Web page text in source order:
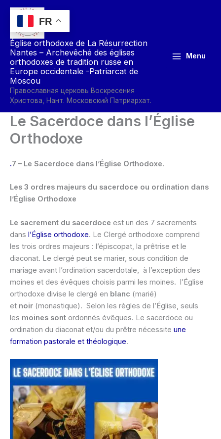
Aller
contenu
Église orthodoxe de La Résurrection
Nantes – Archevêché des églises
orthodoxes de tradition russe en
Europe occidentale -Patriarcat de
Moscou
Православная церковь Воскресения
Христова, Нант. Московский Патриархат.
Menu
Le Sacerdoce dans l’Église
Orthodoxe
.7 – Le Sacerdoce dans l’Église Orthodoxe.
Les 3 ordres majeurs du sacerdoce ou ordination dans
l’Église Orthodoxe
Le sacrement du sacerdoce est un des 7 sacrements
dans l’Église orthodoxe. Le Clergé orthodoxe comprend
les trois ordres majeurs : l’épiscopat, la prêtrise et le
diaconat. Le clergé peut se marier, sous condition de
mariage avant l’ordination sacerdotale, à l’exception des
moines et des évêques choisis parmi les moines. l’Église
orthodoxe divise le clergé en blanc (marié)
et noir (monastique). Selon les règles de l’Église, seuls
les moines sont ordonnés évêques. Le sacerdoce ou
ordination du diaconat et/ou du prêtre nécessite une
formation pastorale et théologique.
FR